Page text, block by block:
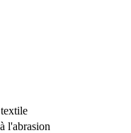
l'abrasion